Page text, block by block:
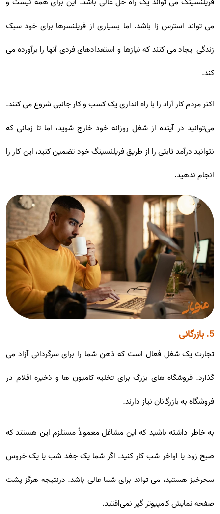
می تواند استرس زا باشد. اما بسیاری از فریلنسرها برای خود سبک
زندگی ایجاد می کنند که نیازها و استعدادهای فردی آنها را برآورده می
کند.
اکثر مردم کار آزاد را با راه اندازی یک کسب و کار جانبی شروع می کنند.
می‌توانید در آینده از شغل روزانه خود خارج شوید، اما تا زمانی که
نتوانید درآمد ثابتی را از طریق فریلنسینگ خود تضمین کنید، این کار را
انجام ندهید.
5. بازرگانی
تجارت یک شغل فعال است که ذهن شما را برای سرگردانی آزاد می
گذارد. فروشگاه های بزرگ برای تخلیه کامیون ها و ذخیره اقلام در
فروشگاه به بازرگانان نیاز دارند.
به خاطر داشته باشید که این مشاغل معمولاً مستلزم این هستند که
صبح زود یا اواخر شب کار کنید. اگر شما یک جغد شب یا یک خروس
سحرخیز هستید، می تواند برای شما عالی باشد. درنتیجه هرگز پشت
صفحه نمایش کامپیوتر گیر نمی‌افتید.